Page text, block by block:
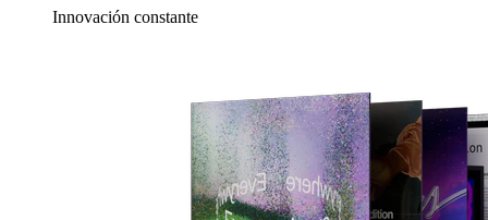
Innovación constante